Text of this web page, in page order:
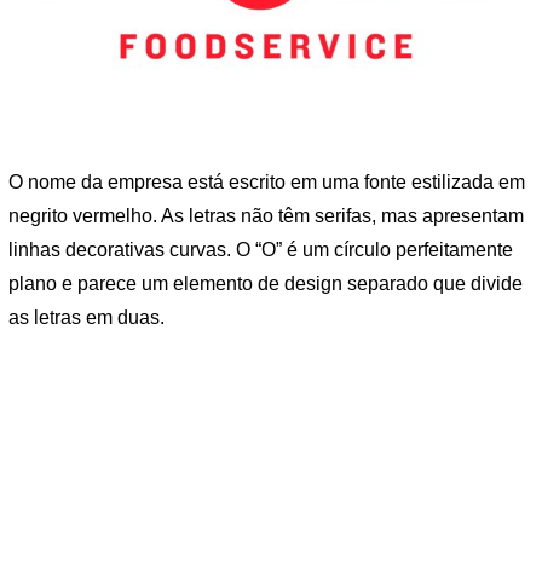
O nome da empresa está escrito em uma fonte estilizada em
negrito vermelho. As letras não têm serifas, mas apresentam
linhas decorativas curvas. O “O” é um círculo perfeitamente
plano e parece um elemento de design separado que divide
as letras em duas.